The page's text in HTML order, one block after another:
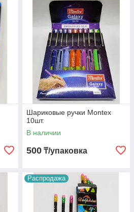
Шариковые ручки Montex
10шт.
В наличии
500 ₸/упаковка
Распродажа